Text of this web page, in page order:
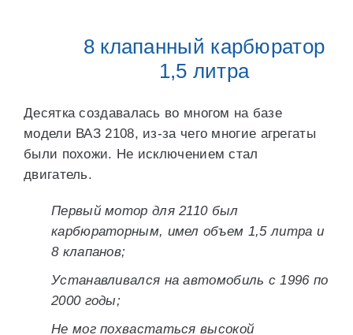
8 клапанный карбюратор
1,5 литра
Десятка создавалась во многом на базе
модели ВАЗ 2108, из-за чего многие агрегаты
были похожи. Не исключением стал
двигатель.
Первый мотор для 2110 был
карбюраторным, имел объем 1,5 литра и
8 клапанов;
Устанавливался на автомобиль с 1996 по
2000 годы;
Не мог похвастаться высокой